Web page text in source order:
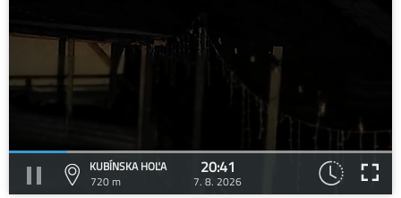
KUBÍNSKA HOĽA
720 m
20:41
7. 8. 2026